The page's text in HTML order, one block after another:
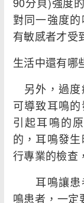
對同一強度
有敏感者才受
生活中還有哪
另外，過度
可導致耳鳴
引起耳鳴的
的，耳鳴發
行專業的檢
耳鳴讓患
鳴患者，一定